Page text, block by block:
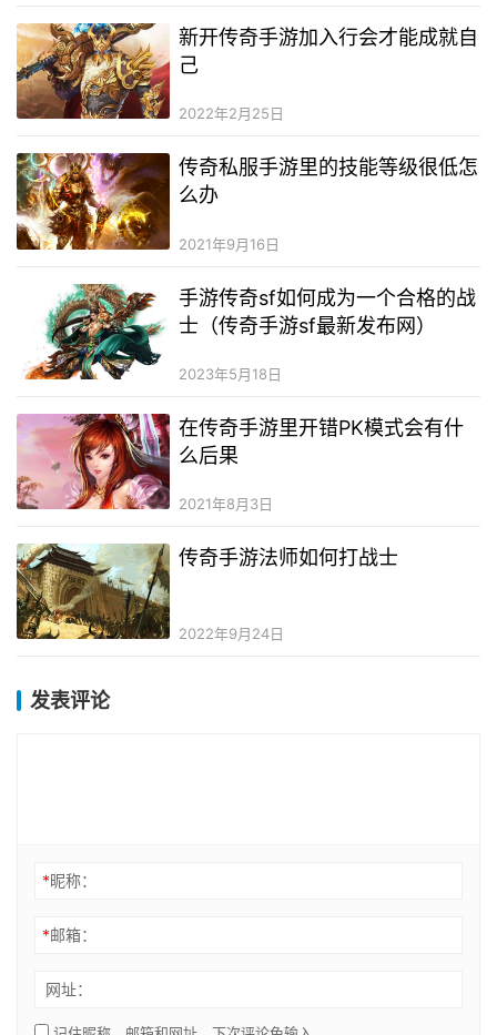
新开传奇手游加入行会才能成就自
己
2022年2月25日
传奇私服手游里的技能等级很低怎
么办
2021年9月16日
手游传奇sf如何成为一个合格的战
士（传奇手游sf最新发布网）
2023年5月18日
在传奇手游里开错PK模式会有什
么后果
2021年8月3日
传奇手游法师如何打战士
2022年9月24日
发表评论
*昵称：
*邮箱：
网址：